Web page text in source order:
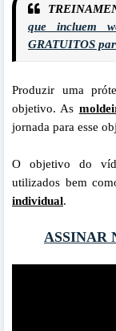
que incluem
GRATUITOS
Produzir uma
objetivo. As
jornada para esse
O objetivo do
utilizados bem
individual.
ASSINAR